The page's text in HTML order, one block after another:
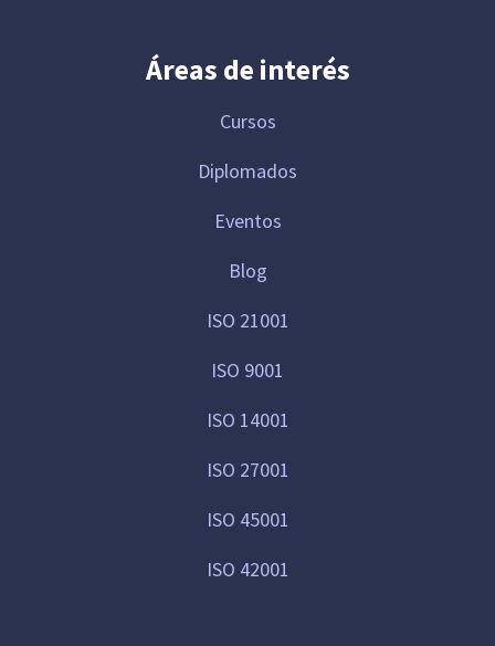
Áreas de interés
Cursos
Diplomados
Eventos
Blog
ISO 21001
ISO 9001
ISO 14001
ISO 27001
ISO 45001
ISO 42001